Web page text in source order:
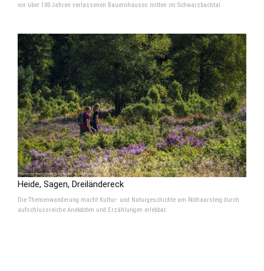
vor über 100 Jahren verlassenen Bauernhauses mitten im Schwarzbachtal.
Heide, Sagen, Dreiländereck
Die Themenwanderung macht Kultur- und Naturgeschichte am Rothaarsteig durch
aufschlussreiche Anekdoten und Erzählungen erlebbar.